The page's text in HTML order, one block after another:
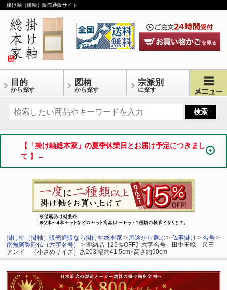
掛け軸（掛軸）販売通販サイト
目的
から探す
図柄
から探す
宗派別
に探す
【「掛け軸総本家」の夏季休業日とお届け予定につきまし
て 】→
掛け軸（掛軸）販売通販なら掛け軸総本家 > 用途から選ぶ >仏事掛け >名号 >
南無阿弥陀仏（六字名号）
> 即納品【25％OFF】六字名号 田中玉峰 尺三
アンド （小さめサイズ）あ203!幅約41.5cm×高さ約90cm